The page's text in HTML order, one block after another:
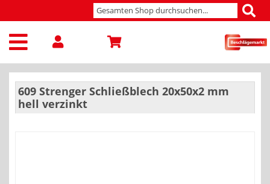
609 Strenger Schließblech 20x50x2 mm
hell verzinkt